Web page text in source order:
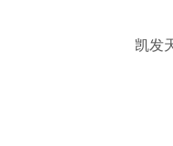
凯发